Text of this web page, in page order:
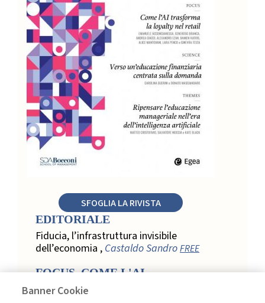
SFOGLIA LA RIVISTA
EDITORIALE
Fiducia, l’infrastruttura invisibile
dell’economia , Castaldo SandroFREE
FOCUS. COME L'AI
TRASFORMA LA LOYALTY
Banner Cookie